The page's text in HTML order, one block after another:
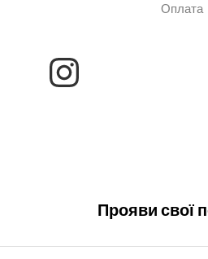
Оплата
Прояви свої